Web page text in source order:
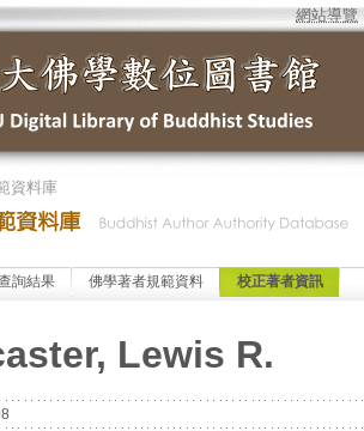
網站導覽
資料庫
詢結果 佛學著者規範資料 校正著者資訊
Lewis R.